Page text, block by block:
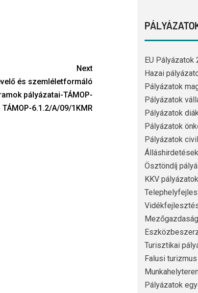
Next
és szemléletformáló
pályázatai-TÁMOP-
6.1.2/A/09/1KMR
EU
Hazai
Pályázatok
Pályázatok
Pályázatok
Pályázatok
Pályázatok
Álláshirdetések
Ösztöndíj
KKV pályázatok
Turisztikai
Falusi
Pályázatok